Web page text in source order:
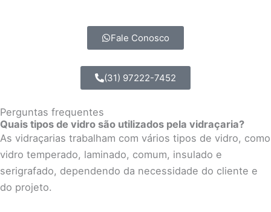
Fale Conosco
(31) 97222-7452
Perguntas frequentes
Quais tipos de vidro são utilizados pela vidraçaria?
As vidraçarias trabalham com vários tipos de vidro, como
vidro temperado, laminado, comum, insulado e
serigrafado, dependendo da necessidade do cliente e
do projeto.